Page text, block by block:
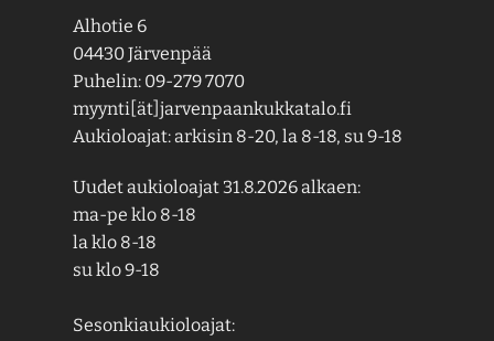
Alhotie 6
04430 Järvenpää
Puhelin: 09-279 7070
myynti[ät]jarvenpaankukkatalo.fi
Aukioloajat: arkisin 8-20, la 8-18, su 9-18
Uudet aukioloajat 31.8.2026 alkaen:
ma-pe klo 8-18
la klo 8-18
su klo 9-18
Sesonkiaukioloajat: